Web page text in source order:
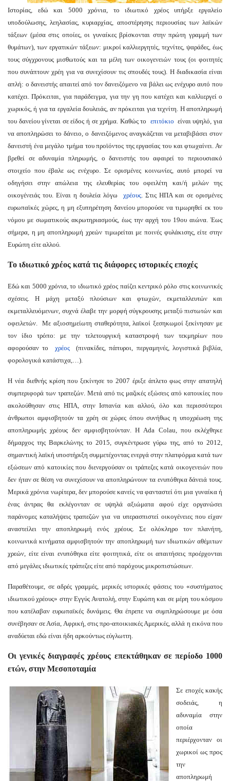
Ιστορίας, εδώ και 5000 χρόνια, το ιδιωτικό χρέος υπήρξε εργαλείο
υποδούλωσης, λεηλασίας, κυριαρχίας, αποστέρησης περιουσίας των λαϊκών
τάξεων (μέσα στις οποίες, οι γυναίκες βρίσκονται στην πρώτη γραμμή των
θυμάτων), των εργατικών τάξεων: μικροί καλλιεργητές, τεχνίτες, ψαράδες, έως
τους σύγχρονους μισθωτούς και τα μέλη των οικογενειών τους (οι φοιτητές
που συνάπτουν χρέη για να συνεχίσουν τις σπουδές τους). Η διαδικασία είναι
απλή: ο δανειστής απαιτεί από τον δανειζόμενο να βάλει ως ενέχυρο αυτό που
κατέχει. Πρόκειται, για παράδειγμα, για την γη που κατέχει και καλλιεργεί ο
χωρικός, ή για τα εργαλεία δουλειάς, αν πρόκειται για τεχνίτη. Η αποπληρωμή
του δανείου γίνεται σε είδος ή σε χρήμα. Καθώς το επιτόκιο είναι υψηλό, για
να αποπληρώσει το δάνειο, ο δανειζόμενος αναγκάζεται να μεταβιβάσει στον
δανειστή ένα μεγάλο τμήμα του προϊόντος της εργασίας του και φτωχαίνει. Αν
βρεθεί σε αδυναμία πληρωμής, ο δανειστής του αφαιρεί το περιουσιακό
στοιχείο που έβαλε ως ενέχυρο. Σε ορισμένες κοινωνίες, αυτό μπορεί να
οδηγήσει στην απώλεια της ελευθερίας του οφειλέτη και/ή μελών της
οικογένειάς του. Είναι η δουλεία λόγω
χρέους. Στις ΗΠΑ και σε ορισμένες
ευρωπαϊκές χώρες, η μη εξυπηρέτηση δανείου μπορούσε να τιμωρηθεί εκ του
νόμου με σωματικούς ακρωτηριασμούς, έως την αρχή του 19ου αιώνα. Έως
σήμερα, η μη αποπληρωμή χρεών τιμωρείται με ποινές φυλάκισης, είτε στην
Ευρώπη είτε αλλού.
Το ιδιωτικό χρέος κατά τις διάφορες ιστορικές εποχές
Εδώ και 5000 χρόνια, το ιδιωτικό χρέος παίζει κεντρικό ρόλο στις κοινωνικές
σχέσεις. Η μάχη μεταξύ πλούσιων και φτωχών, εκμεταλλευτών και
εκμεταλλευόμενων, συχνά έλαβε την μορφή σύγκρουσης μεταξύ πιστωτών και
οφειλετών. Με αξιοσημείωτη σταθερότητα, λαϊκοί ξεσηκωμοί ξεκίνησαν με
τον ίδιο τρόπο: με την τελετουργική καταστροφή των τεκμηρίων που
αφορούσαν το
χρέος
(πινακίδες, πάπυροι, περγαμηνές, λογιστικά βιβλία,
φορολογικά κατάστιχα,…).
Η νέα διεθνής κρίση που ξεκίνησε το 2007 έριξε άπλετο φως στην απατηλή
συμπεριφορά των τραπεζών. Μετά από τις μαζικές εξώσεις από κατοικίες που
ακολούθησαν στις ΗΠΑ, στην Ισπανία και αλλού, όλο και περισσότεροι
άνθρωποι αμφισβητούν τα χρέη σε χώρες όπου συνήθως η υποχρέωση της
αποπληρωμής χρέους δεν αμφισβητούνταν. Η Ada Colau, που εκλέχθηκε
δήμαρχος της Βαρκελώνης το 2015, συγκέντρωσε γύρω της, από το 2012,
σημαντική λαϊκή υποστήριξη συμμετέχοντας ενεργά στην πλατφόρμα κατά των
εξώσεων από κατοικίες που διενεργούσαν οι τράπεζες κατά οικογενειών που
δεν ήταν σε θέση να συνεχίσουν να αποπληρώνουν τα ενυπόθηκα δάνειά τους.
Μερικά χρόνια νωρίτερα, δεν μπορούσε κανείς να φανταστεί ότι μια γυναίκα ή
ένας άντρας θα εκλέγονταν σε υψηλά αξιώματα αφού είχε οργανώσει
παράνομες καταλήψεις τραπεζών για να υπερασπιστεί οικογένειες που είχαν
αναστείλει την αποπληρωμή ενός χρέους. Σε ολόκληρο τον πλανήτη,
κοινωνικά κινήματα αμφισβητούν την αποπληρωμή των ιδιωτικών αθέμιτων
χρεών, είτε είναι ενυπόθηκα είτε φοιτητικά, είτε οι απαιτήσεις προέρχονται
από μεγάλες ιδιωτικές τράπεζες είτε από παρόχους μικροπιστώσεων.
Παραθέτουμε, σε αδρές γραμμές, μερικές ιστορικές φάσεις του «συστήματος
ιδιωτικού χρέους» στην Εγγύς Ανατολή, στην Ευρώπη και σε μέρη του κόσμου
που κατέλαβαν ευρωπαϊκές δυνάμεις. Θα έπρεπε να συμπληρώσουμε με όσα
συνέβησαν σε Ασία, Αφρική, στις προ-αποικιακές Αμερικές, αλλά η εικόνα που
αναδύεται εδώ είναι ήδη αρκούντως εύγλωττη.
Οι γενικές διαγραφές χρέους επεκτάθηκαν σε περίοδο 1000
ετών, στην Μεσοποταμία
Σε εποχές κακής
σοδειάς, η
αδυναμία στην
οποία
περιέρχονταν οι
χωρικοί ως προς
την
αποπληρωμή